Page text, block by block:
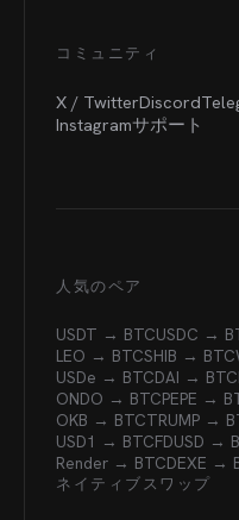
コミュニティ
X / TwitterDiscord
Instagramサポート
人気のペア
USDT → BTCUSDC →
LEO → BTCSHIB → BTC
USDe → BTCDAI → BTC
ONDO → BTCPEPE →
OKB → BTCTRUMP →
USD1 → BTCFDUSD →
Render → BTCDEXE →
ネイティブスワップ